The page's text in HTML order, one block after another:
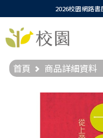
2026校園網路
首頁 商品詳細資料